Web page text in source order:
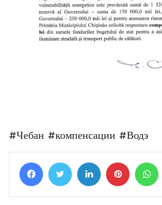
#Чебан #компенсации #Водэ
FacebookTwitter LinkedIn Pinterest